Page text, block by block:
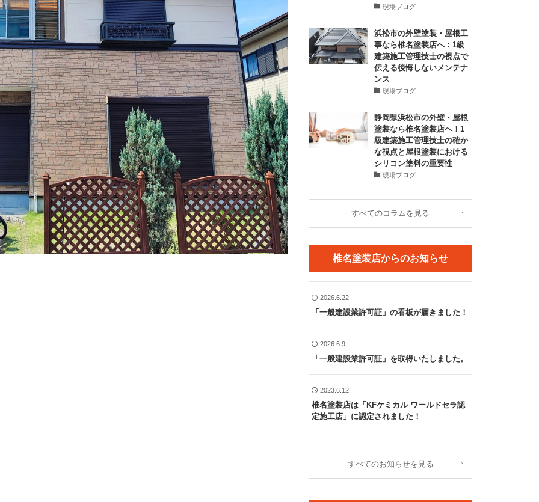
現場ブログ
浜松市の外壁塗装・屋根工
事なら椎名塗装店へ：1級
建築施工管理技士の視点で
伝える後悔しないメンテナ
ンス
現場ブログ
静岡県浜松市の外壁・屋根
塗装なら椎名塗装店へ！1
級建築施工管理技士の確か
な視点と屋根塗装における
シリコン塗料の重要性
現場ブログ
すべてのコラムを見る
椎名塗装店からのお知らせ
2026.6.22
「一般建設業許可証」の看板が届きました！
2026.6.9
「一般建設業許可証」を取得いたしました。
2023.6.12
椎名塗装店は「KFケミカル ワールドセラ認
定施工店」に認定されました！
すべてのお知らせを見る